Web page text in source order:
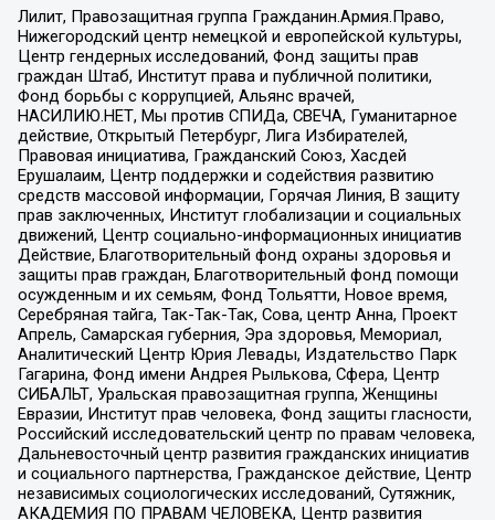
Лилит, Правозащитная группа Гражданин.Армия.Право,
Нижегородский центр немецкой и европейской культуры,
Центр гендерных исследований, Фонд защиты прав
граждан Штаб, Институт права и публичной политики,
Фонд борьбы с коррупцией, Альянс врачей,
НАСИЛИЮ.НЕТ, Мы против СПИДа, СВЕЧА, Гуманитарное
действие, Открытый Петербург, Лига Избирателей,
Правовая инициатива, Гражданский Союз, Хасдей
Ерушалаим, Центр поддержки и содействия развитию
средств массовой информации, Горячая Линия, В защиту
прав заключенных, Институт глобализации и социальных
движений, Центр социально-информационных инициатив
Действие, Благотворительный фонд охраны здоровья и
защиты прав граждан, Благотворительный фонд помощи
осужденным и их семьям, Фонд Тольятти, Новое время,
Серебряная тайга, Так-Так-Так, Сова, центр Анна, Проект
Апрель, Самарская губерния, Эра здоровья, Мемориал,
Аналитический Центр Юрия Левады, Издательство Парк
Гагарина, Фонд имени Андрея Рылькова, Сфера, Центр
СИБАЛЬТ, Уральская правозащитная группа, Женщины
Евразии, Институт прав человека, Фонд защиты гласности,
Российский исследовательский центр по правам человека,
Дальневосточный центр развития гражданских инициатив
и социального партнерства, Гражданское действие, Центр
независимых социологических исследований, Сутяжник,
АКАДЕМИЯ ПО ПРАВАМ ЧЕЛОВЕКА, Центр развития